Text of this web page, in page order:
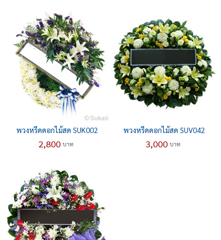
พวงหรีดดอกไม้สด SUK002
2,800 บาท
พวงหรีดดอกไม้สด SUV042
3,000 บาท